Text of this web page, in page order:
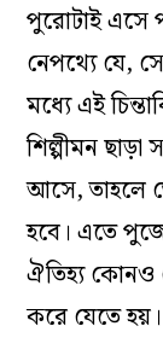
পুরোটাই এসে
নেপথ্যে যে,
মধ্যে এই
শিল্পীমন
আসে, তাহলে
হবে। এতে
ঐতিহ্য কোনও
করে যেতে হয়।